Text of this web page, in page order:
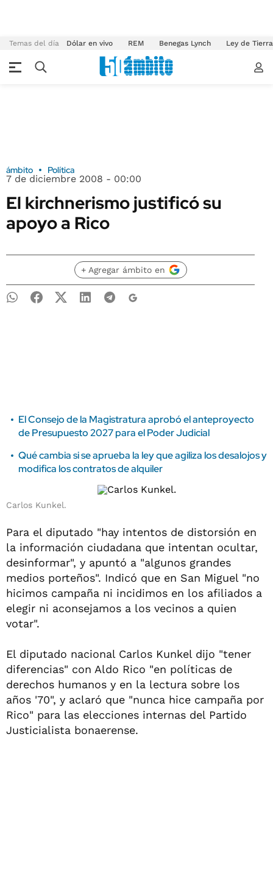
Temas del día Dólar en vivo REM Benegas Lynch Ley de
ámbito Política
7 de diciembre 2008 - 00:00
El kirchnerismo justificó su
apoyo a Rico
+ Agregar ámbito en
El Consejo de la Magistratura aprobó el anteproyecto
de Presupuesto 2027 para el Poder Judicial
Qué cambia si se aprueba la ley que agiliza los desalojos y
modifica los contratos de alquiler
Carlos Kunkel.
Para el diputado "hay intentos de distorsión en
la información ciudadana que intentan ocultar,
desinformar", y apuntó a "algunos grandes
medios porteños". Indicó que en San Miguel "no
hicimos campaña ni incidimos en los afiliados a
elegir ni aconsejamos a los vecinos a quien
votar".
El diputado nacional Carlos Kunkel dijo "tener
diferencias" con Aldo Rico "en políticas de
derechos humanos y en la lectura sobre los
años '70", y aclaró que "nunca hice campaña por
Rico" para las elecciones internas del Partido
Justicialista bonaerense.